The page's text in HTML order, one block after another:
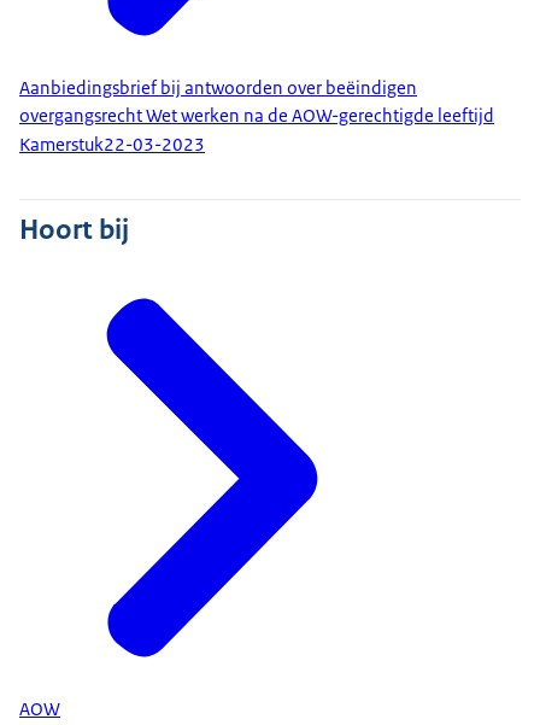
Aanbiedingsbrief bij antwoorden over beëindigen
overgangsrecht Wet werken na de AOW-gerechtigde leeftijd
Kamerstuk22-03-2023
Hoort bij
AOW